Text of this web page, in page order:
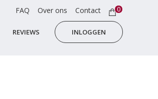
REVIEWS INLOGGEN
FAQ Over ons Contact 0